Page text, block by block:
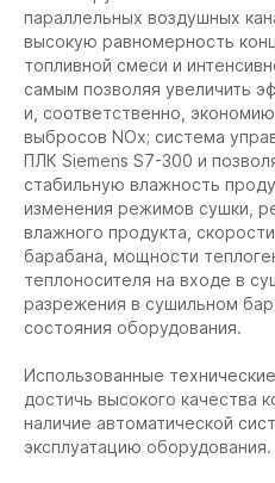
параллельных воздушных
высокую равномерность
топливной смеси и
самым позволяя увеличить
и, соответственно,
выбросов NOx; система
ПЛК Siemens S7-300 и
стабильную влажность
изменения режимов сушки,
влажного продукта,
барабана, мощности
теплоносителя на входе в
разрежения в сушильном
состояния оборудования.
Использованные
достичь высокого качества
наличие автоматической
эксплуатацию оборудования.